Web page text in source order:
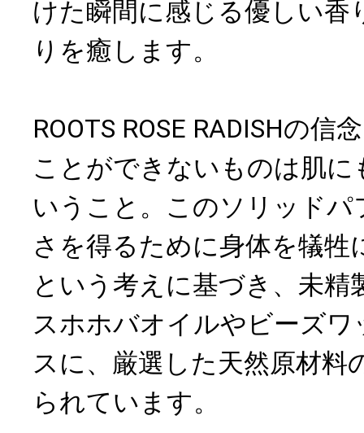
けた瞬間に感じる優しい香
りを癒します。
ROOTS ROSE RADISHの信
ことができないものは肌に
いうこと。このソリッドパ
さを得るために身体を犠牲
という考えに基づき、未精
スホホバオイルやビーズ
スに、厳選した天然原材料
られています。